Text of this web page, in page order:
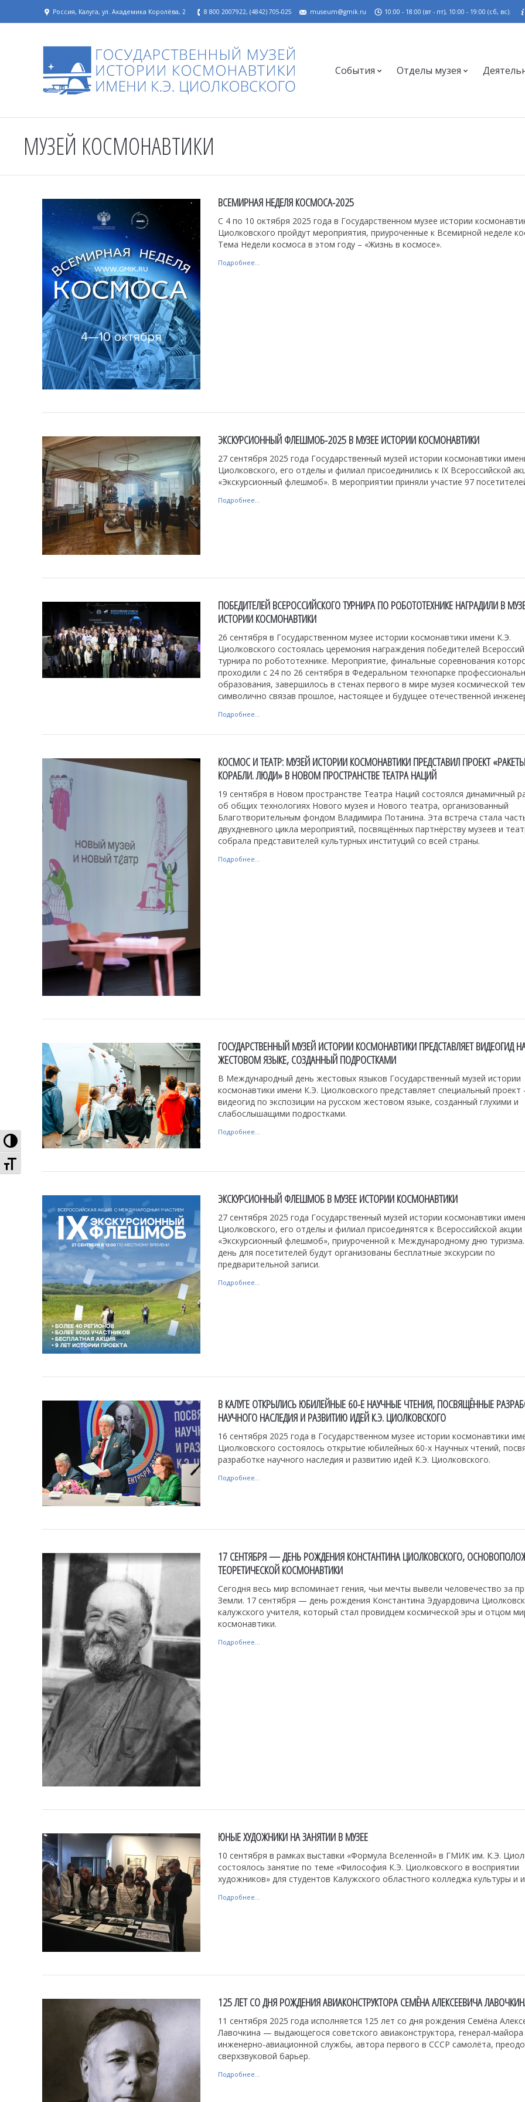
Высокая контрастность
Увеличенный шрифт
Россия, Калуга, ул. Академика Королёва, 2 8 800 2007922, (4842) 705-025 museum@gmik.ru 10:00 - 18:00 (вт - пт), 10:00 - 19:00 (сб, вс).
События Отделы музея
МУЗЕЙ КОСМОНАВТИКИ
ВСЕМИРНАЯ НЕДЕЛЯ КОСМОСА-2025
С 4 по 10 октября 2025 года в Государственном музее истории
Циолковского пройдут мероприятия, приуроченные к Всемирной неделе
Тема Недели космоса в этом году – «Жизнь в космосе».
Подробнее...
ЭКСКУРСИОННЫЙ ФЛЕШМОБ-2025 В МУЗЕЕ ИСТОРИИ КОСМОНАВТИКИ
27 сентября 2025 года Государственный музей истории космонавтики
Циолковского, его отделы и филиал присоединились к IX Всероссийской
«Экскурсионный флешмоб». В мероприятии приняли участие 97
Подробнее...
ПОБЕДИТЕЛЕЙ ВСЕРОССИЙСКОГО ТУРНИРА ПО РОБОТОТЕХНИКЕ НАГРАДИЛИ В
ИСТОРИИ КОСМОНАВТИКИ
26 сентября в Государственном музее истории космонавтики имени К.Э.
Циолковского состоялась церемония награждения победителей
турнира по робототехнике. Мероприятие, финальные соревнования
проходили с 24 по 26 сентября в Федеральном технопарке
образования, завершилось в стенах первого в мире музея космической
символично связав прошлое, настоящее и будущее отечественной
Подробнее...
КОСМОС И ТЕАТР: МУЗЕЙ ИСТОРИИ КОСМОНАВТИКИ ПРЕДСТАВИЛ ПРОЕКТ
КОРАБЛИ. ЛЮДИ» В НОВОМ ПРОСТРАНСТВЕ ТЕАТРА НАЦИЙ
19 сентября в Новом пространстве Театра Наций состоялся динамичный
об общих технологиях Нового музея и Нового театра, организованный
Благотворительным фондом Владимира Потанина. Эта встреча стала
двухдневного цикла мероприятий, посвящённых партнёрству музеев и
собрала представителей культурных институций со всей страны.
Подробнее...
ГОСУДАРСТВЕННЫЙ МУЗЕЙ ИСТОРИИ КОСМОНАВТИКИ ПРЕДСТАВЛЯЕТ ВИДЕОГИД
ЖЕСТОВОМ ЯЗЫКЕ, СОЗДАННЫЙ ПОДРОСТКАМИ
В Международный день жестовых языков Государственный музей истории
космонавтики имени К.Э. Циолковского представляет специальный
видеогид по экспозиции на русском жестовом языке, созданный глухими и
слабослышащими подростками.
Подробнее...
ЭКСКУРСИОННЫЙ ФЛЕШМОБ В МУЗЕЕ ИСТОРИИ КОСМОНАВТИКИ
27 сентября 2025 года Государственный музей истории космонавтики
Циолковского, его отделы и филиал присоединятся к Всероссийской акции
«Экскурсионный флешмоб», приуроченной к Международному дню
день для посетителей будут организованы бесплатные экскурсии по
предварительной записи.
Подробнее...
В КАЛУГЕ ОТКРЫЛИСЬ ЮБИЛЕЙНЫЕ 60-Е НАУЧНЫЕ ЧТЕНИЯ, ПОСВЯЩЁННЫЕ
НАУЧНОГО НАСЛЕДИЯ И РАЗВИТИЮ ИДЕЙ К.Э. ЦИОЛКОВСКОГО
16 сентября 2025 года в Государственном музее истории космонавтики
Циолковского состоялось открытие юбилейных 60-х Научных чтений,
разработке научного наследия и развитию идей К.Э. Циолковского.
Подробнее...
17 СЕНТЯБРЯ — ДЕНЬ РОЖДЕНИЯ КОНСТАНТИНА ЦИОЛКОВСКОГО,
ТЕОРЕТИЧЕСКОЙ КОСМОНАВТИКИ
Сегодня весь мир вспоминает гения, чьи мечты вывели человечество за
Земли. 17 сентября — день рождения Константина Эдуардовича
калужского учителя, который стал провидцем космической эры и отцом
космонавтики.
Подробнее...
ЮНЫЕ ХУДОЖНИКИ НА ЗАНЯТИИ В МУЗЕЕ
10 сентября в рамках выставки «Формула Вселенной» в ГМИК им. К.Э.
состоялось занятие по теме «Философия К.Э. Циолковского в восприятии
художников» для студентов Калужского областного колледжа культуры и
Подробнее...
125 ЛЕТ СО ДНЯ РОЖДЕНИЯ АВИАКОНСТРУКТОРА СЕМЁНА АЛЕКСЕЕВИЧА
11 сентября 2025 года исполняется 125 лет со дня рождения Семёна
Лавочкина — выдающегося советского авиаконструктора, генерал-майора
инженерно-авиационной службы, автора первого в СССР самолёта,
сверхзвуковой барьер.
Подробнее...